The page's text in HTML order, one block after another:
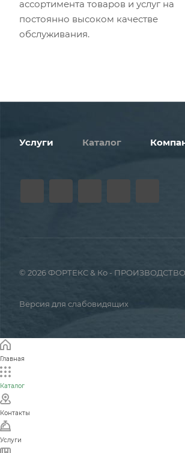
ассортимента товаров и услуг на
постоянно высоком качестве
обслуживания.
Услуги Каталог
© 2026 ФОРТЕКС & Ко -
Версия для слабовидящих
Главная
Каталог
Контакты
Услуги